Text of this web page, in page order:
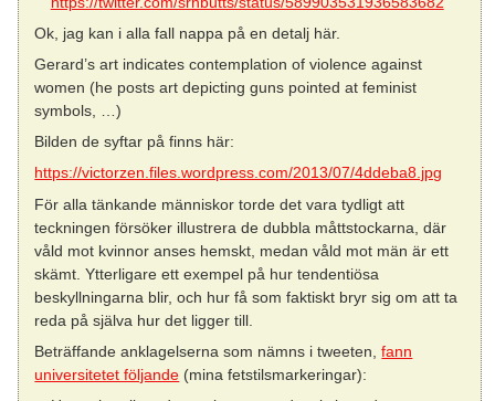
Ok, jag kan i alla fall nappa på en detalj här.
Gerard’s art indicates contemplation of violence against
women (he posts art depicting guns pointed at feminist
symbols, …)
Bilden de syftar på finns här:
https://victorzen.files.wordpress.com/2013/07/4ddeba8.jpg
För alla tänkande människor torde det vara tydligt att
teckningen försöker illustrera de dubbla måttstockarna, där
våld mot kvinnor anses hemskt, medan våld mot män är ett
skämt. Ytterligare ett exempel på hur tendentiösa
beskyllningarna blir, och hur få som faktiskt bryr sig om att ta
reda på själva hur det ligger till.
Beträffande anklagelserna som nämns i tweeten,fann
universitetet följande (mina fetstilsmarkeringar):